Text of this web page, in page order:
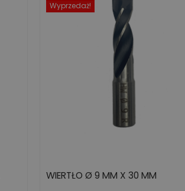
Wyprzedaż!
WIERTŁO Ø 9 MM X 30 MM